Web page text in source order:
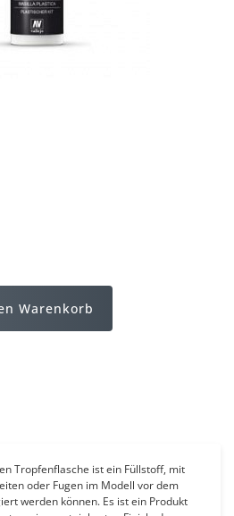
Warenkorb
Tropfenflasche ist ein Füllstoff, mit
oder Fugen im Modell vor dem
werden können. Es ist ein Produkt